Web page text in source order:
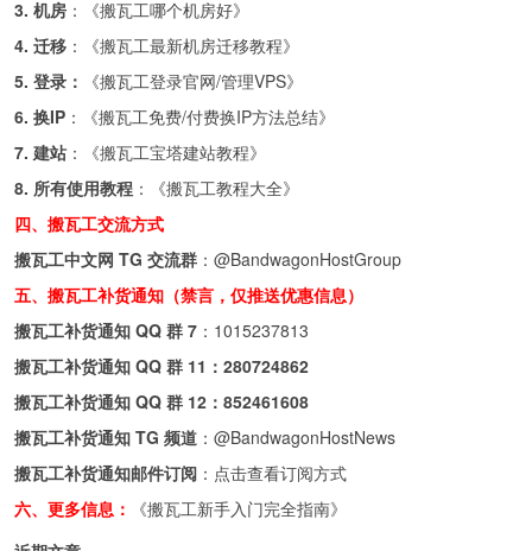
3. 机房 ：《搬瓦工哪个机房好》
4. 迁移 ：《搬瓦工最新机房迁移教程》
5. 登录：
《搬瓦工登录官网/管理VPS》
6. 换IP ：《搬瓦工免费/付费换IP方法总结》
7. 建站 ：《搬瓦工宝塔建站教程》
8. 所有使用教程 ：《搬瓦工教程大全》
四、搬瓦工交流方式
搬瓦工中文网 TG 交流群 ： @BandwagonHostGroup
五、搬瓦工补货通知（禁言，仅推送优惠信息）
搬瓦工补货通知 QQ 群 7 ： 1015237813
搬瓦工补货通知 QQ 群 11： 280724862
搬瓦工补货通知 QQ 群 12： 852461608
搬瓦工补货通知 TG 频道 ： @BandwagonHostNews
搬瓦工补货通知邮件订阅 ： 点击查看订阅方式
六、更多信息：
《搬瓦工新手入门完全指南》